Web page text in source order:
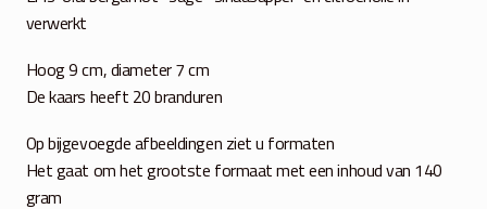
verwerkt
Hoog 9 cm, diameter 7 cm
De kaars heeft 20 branduren
Op bijgevoegde afbeeldingen ziet u formaten
Het gaat om het grootste formaat met een inhoud van 140
gram